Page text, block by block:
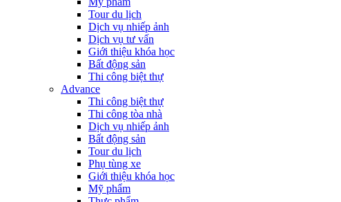
Tour du lịch
Dịch vụ nhiếp ảnh
Dịch vụ tư vấn
Giới thiệu khóa học
Bất động sản
Thi công biệt thự
Advance
Thi công biệt thự
Thi công tòa nhà
Dịch vụ nhiếp ảnh
Bất động sản
Tour du lịch
Phụ tùng xe
Giới thiệu khóa học
Mỹ phẩm